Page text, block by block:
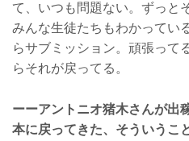
て、いつも問題ない。ずっと
みんな生徒たちもわかってい
らサブミッション。頑張って
らそれが戻ってる。
ーーアントニオ猪木さんが出
本に戻ってきた、そういうこ